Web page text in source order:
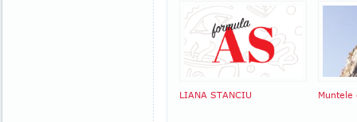
LIANA STANCIU Muntele